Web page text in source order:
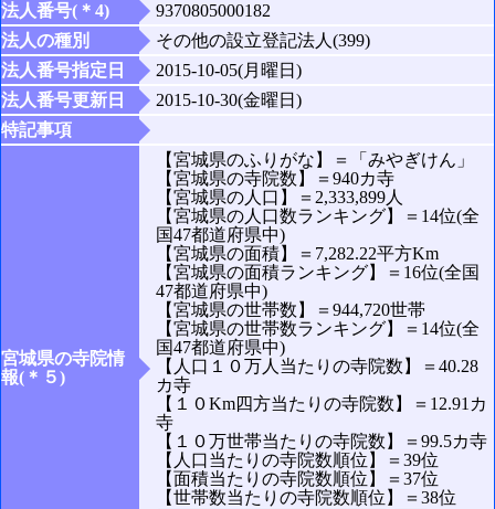
法人番号(＊4)
9370805000182
法人の種別
その他の設立登記法人(399)
法人番号指定日
2015-10-05(月曜日)
法人番号更新日
2015-10-30(金曜日)
特記事項
宮城県の寺院情
報(＊５)
【宮城県のふりがな】＝「みやぎけん」
【宮城県の寺院数】＝940カ寺
【宮城県の人口】＝2,333,899人
【宮城県の人口数ランキング】＝14位(全
国47都道府県中)
【宮城県の面積】＝7,282.22平方Km
【宮城県の面積ランキング】＝16位(全国
47都道府県中)
【宮城県の世帯数】＝944,720世帯
【宮城県の世帯数ランキング】＝14位(全
国47都道府県中)
【人口１０万人当たりの寺院数】＝40.28
カ寺
【１０Km四方当たりの寺院数】＝12.91カ
寺
【１０万世帯当たりの寺院数】＝99.5カ寺
【人口当たりの寺院数順位】＝39位
【面積当たりの寺院数順位】＝37位
【世帯数当たりの寺院数順位】＝38位